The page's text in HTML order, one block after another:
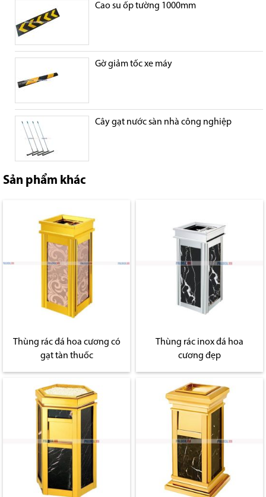
Cao su ốp tường 1000mm
Gờ giảm tốc xe máy
Cây gạt nước sàn nhà công nghiệp
Sản phẩm khác
Thùng rác đá hoa cương có
gạt tàn thuốc
Thùng rác inox đá hoa
cương đẹp